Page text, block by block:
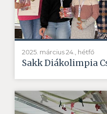
2025. március 24., hétfő
Sakk Diákolimpia